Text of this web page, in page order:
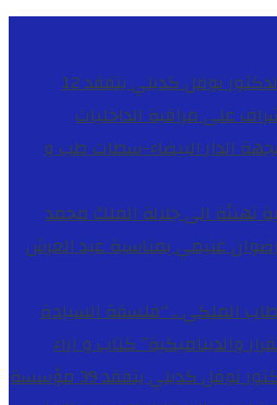
الدكتور نوفل كديلي يتفقد 12
على مراقبة الداخليات
الدار البيضاء-سطاتطب و
تهنئة الى جلالة الملك محمد
غنيمي بمناسبة عيد العرش
الملكي .. “فلسفة السيادة
والديناميكية”كتاب و اراء
الدكتور نوفل كديلي يتفقد 39 مؤسسة